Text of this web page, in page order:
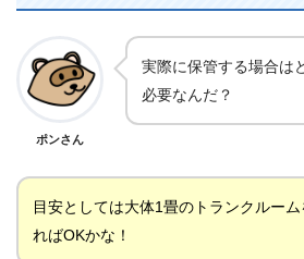
ポンさん
実際に保管する場合は
必要なんだ？
目安としては大体1畳のトランクルーム
ればOKかな！